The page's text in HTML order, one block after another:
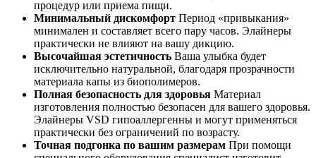
процедур или приема пищи.
Минимальный дискомфорт Период «привыкания»
минимален и составляет всего пару часов. Элайнеры
практически не влияют на вашу дикцию.
Высочайшая эстетичность Ваша улыбка будет
исключительно натуральной, благодаря прозрачности
материала капы из биополимеров.
Полная безопасность для здоровья Материал
изготовления полностью безопасен для вашего здоровья.
Элайнеры VSD гипоаллергенны и могут применяться
практически без ограничений по возрасту.
Точная подгонка по вашим размерам При помощи